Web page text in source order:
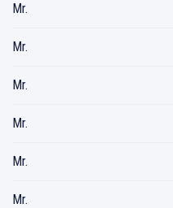
Mr.
Mr.
Mr.
Mr.
Mr.
Mr.